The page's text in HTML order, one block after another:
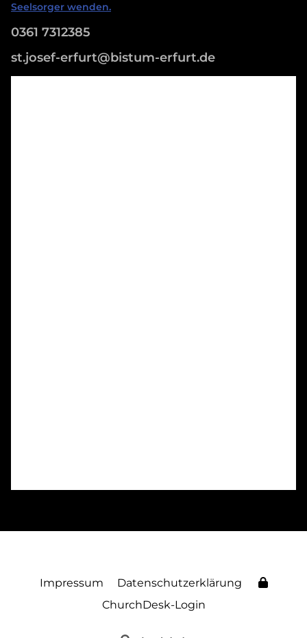
Seelsorger wenden.
0361 7312385
st.josef-erfurt@bistum-erfurt.de
Impressum
Datenschutzerklärung
ChurchDesk-Login